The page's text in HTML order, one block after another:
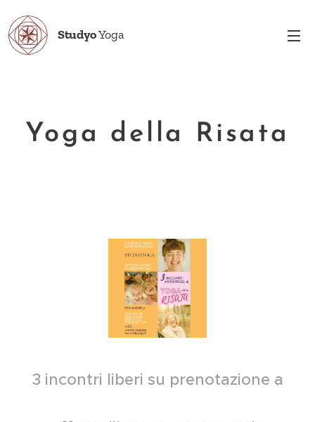
StudyoYoga
Yoga della Risata
3 incontri liberi su prenotazione a